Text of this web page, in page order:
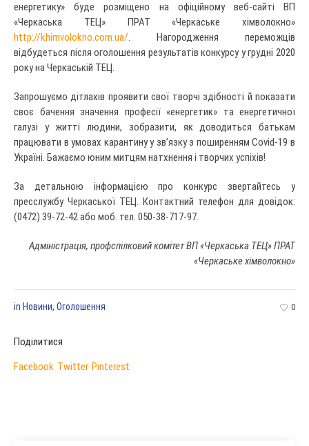
енергетику» буде розміщено на офіційному веб-сайті ВП
«Черкаська ТЕЦ» ПРАТ «Черкаське хімволокно»
http://khimvolokno.com.ua/. Нагородження переможців
відбудеться після оголошення результатів конкурсу у грудні 2020
року на Черкаській ТЕЦ.
Запрошуємо дітлахів проявити свої творчі здібності й показати
своє бачення значення професії «енергетик» та енергетичної
галузі у житті людини, зобразити, як доводиться батькам
працювати в умовах карантину у зв’язку з поширенням Covid-19 в
Україні. Бажаємо юним митцям натхнення і творчих успіхів!
За детальною інформацією про конкурс звертайтесь у
пресслужбу Черкаської ТЕЦ. Контактний телефон для довідок:
(0472) 39-72-42 або моб. тел. 050-38-717-97.
Адміністрація, профспілковий комітетВП «Черкаська ТЕЦ» ПРАТ
«Черкаське хімволокно»
0
in Новини, Оголошення
Поділитися
Facebook Twitter Pinterest